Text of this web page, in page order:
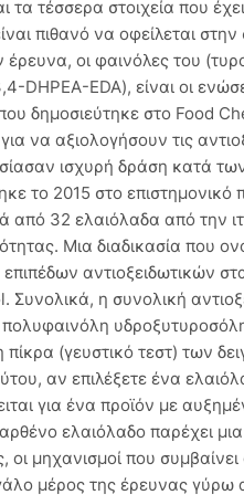
τα τέσσερα στοιχεία που
πιθανό να οφείλεται
οι φαινόλες του
DHPEA-EDA), είναι οι
δημοσιεύτηκε στο Food
να αξιολογήσουν τις
ισχυρή δράση κατά
το 2015 στο επιστημονικό
32 ελαιόλαδα από την
Μια διαδικασία που
αντιοξειδωτικών
η συνολική
(γευστικό τεστ) των
αν επιλέξετε ένα
για ένα προϊόν με
ελαιόλαδο παρέχει
μηχανισμοί που
μέρος της έρευνας γύρω